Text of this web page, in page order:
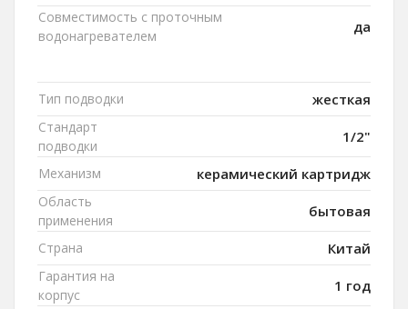
Совместимость с проточным
водонагревателем
да
Тип подводки жесткая
Стандарт
подводки
1/2"
Механизм керамический картридж
Область
применения
бытовая
Страна Китай
Гарантия на
корпус
1 год